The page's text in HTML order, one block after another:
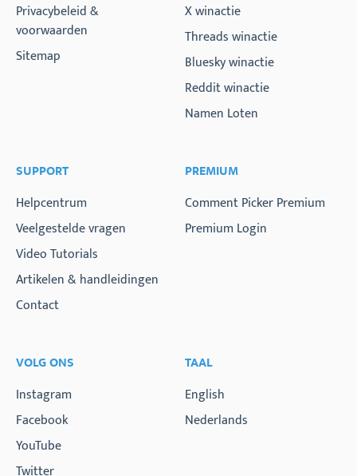
Privacybeleid &
voorwaarden
Sitemap
X winactie
Threads winactie
Bluesky winactie
Reddit winactie
Namen Loten
SUPPORT
Helpcentrum
Veelgestelde vragen
Video Tutorials
Artikelen & handleidingen
Contact
PREMIUM
Comment Picker Premium
Premium Login
VOLG ONS
Instagram
Facebook
YouTube
Twitter
TAAL
English
Nederlands